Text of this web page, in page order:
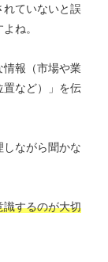
ていないと誤
ね。
情報（市場や業
など）」を伝
ながら聞かな
識するのが大切